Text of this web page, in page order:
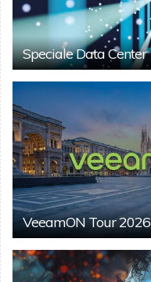
Speciale Data Center
VeeamON Tour 2026